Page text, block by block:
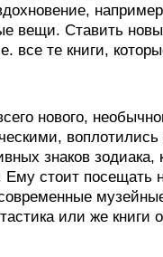
вещи. Ставить
те книги,
нового,
знаков
стоит посещать
или же книги